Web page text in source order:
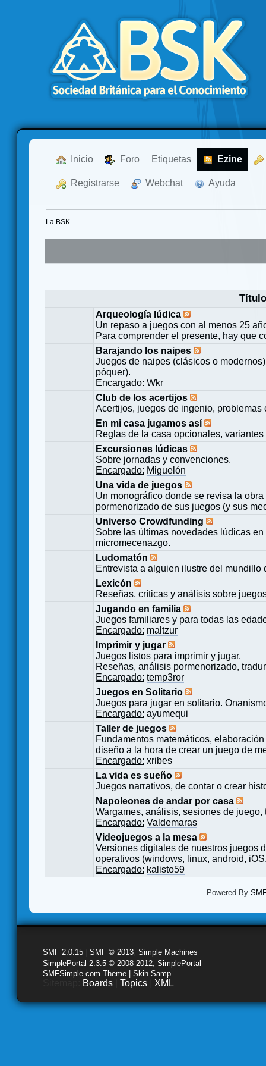
Inicio Foro Etiquetas Ezine
Registrarse Webchat Ayuda
La BSK
Título
Arqueología lúdica
Un repaso a juegos con al menos 25
Para comprender el presente, hay que
Barajando los naipes
Juegos de naipes (clásicos o
póquer).
Encargado: Wkr
Club de los acertijos
Acertijos, juegos de ingenio,
En mi casa jugamos así
Reglas de la casa opcionales,
Excursiones lúdicas
Sobre jornadas y convenciones.
Encargado: Miguelón
Una vida de juegos
Un monográfico donde se revisa la
pormenorizado de sus juegos (y sus
Universo Crowdfunding
Sobre las últimas novedades lúdicas
micromecenazgo.
Ludomatón
Entrevista a alguien ilustre del mundillo
Lexicón
Reseñas, críticas y análisis sobre
Jugando en familia
Juegos familiares y para todas las
Encargado: maltzur
Imprimir y jugar
Juegos listos para imprimir y jugar.
Reseñas, análisis pormenorizado,
Encargado: temp3ror
Juegos en Solitario
Juegos para jugar en solitario.
Encargado: ayumequi
Taller de juegos
Fundamentos matemáticos,
diseño a la hora de crear un juego de
Encargado: xribes
La vida es sueño
Juegos narrativos, de contar o crear
Napoleones de andar por casa
Wargames, análisis, sesiones de
Encargado: Valdemaras
Videojuegos a la mesa
Versiones digitales de nuestros juegos
operativos (windows, linux, android,
Encargado: kalisto59
Powered By
SMF 2.0.15 SMF © 2013 Simple Machines
SimplePortal 2.3.5 © 2008-2012, SimplePortal
SMFSimple.com Theme | Skin Samp
Boards Topics XML